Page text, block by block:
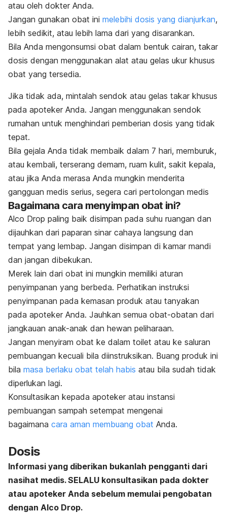
atau oleh dokter Anda.
Jangan gunakan obat ini melebihi dosis yang dianjurkan,
lebih sedikit, atau lebih lama dari yang disarankan.
Bila Anda mengonsumsi obat dalam bentuk cairan, takar
dosis dengan menggunakan alat atau gelas ukur khusus
obat yang tersedia.
Jika tidak ada, mintalah sendok atau gelas takar khusus
pada apoteker Anda. Jangan menggunakan sendok
rumahan untuk menghindari pemberian dosis yang tidak
tepat.
Bila gejala Anda tidak membaik dalam 7 hari, memburuk,
atau kembali, terserang demam, ruam kulit, sakit kepala,
atau jika Anda merasa Anda mungkin menderita
gangguan medis serius, segera cari pertolongan medis
Bagaimana cara menyimpan obat ini?
Alco Drop paling baik disimpan pada suhu ruangan dan
dijauhkan dari paparan sinar cahaya langsung dan
tempat yang lembap. Jangan disimpan di kamar mandi
dan jangan dibekukan.
Merek lain dari obat ini mungkin memiliki aturan
penyimpanan yang berbeda. Perhatikan instruksi
penyimpanan pada kemasan produk atau tanyakan
pada apoteker Anda. Jauhkan semua obat-obatan dari
jangkauan anak-anak dan hewan peliharaan.
Jangan menyiram obat ke dalam toilet atau ke saluran
pembuangan kecuali bila diinstruksikan. Buang produk ini
bila masa berlaku obat telah habis atau bila sudah tidak
diperlukan lagi.
Konsultasikan kepada apoteker atau instansi
pembuangan sampah setempat mengenai
bagaimana cara aman membuang obat Anda.
Dosis
Informasi yang diberikan bukanlah pengganti dari
nasihat medis. SELALU konsultasikan pada dokter
atau apoteker Anda sebelum memulai pengobatan
dengan Alco Drop.